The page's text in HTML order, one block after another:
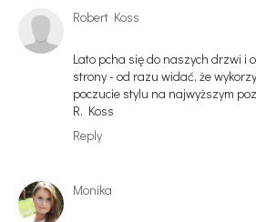
Robert Koss
Lato pcha się do naszych drzwi i
strony - od razu widać, że
poczucie stylu na najwyższym
R. Koss
Reply
Monika